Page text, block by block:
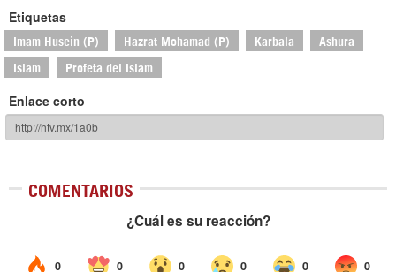
Etiquetas
Imam Husein (P) Hazrat Mohamad (P) Karbala Ashura
Islam Profeta del Islam
Enlace corto
COMENTARIOS